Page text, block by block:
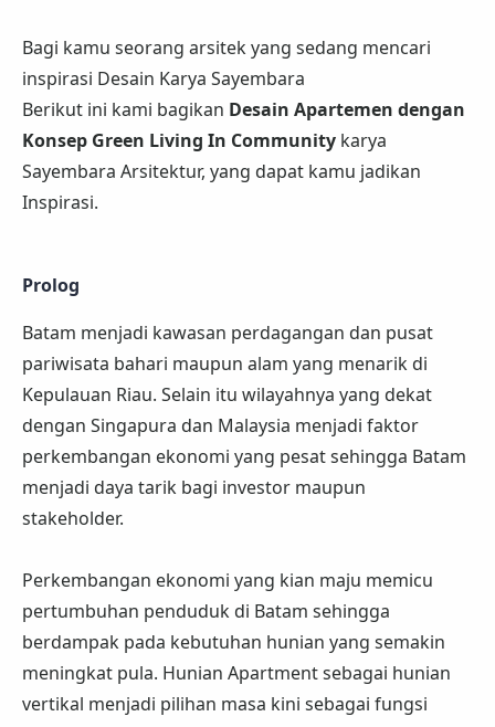
Bagi kamu seorang arsitek yang sedang mencari
inspirasi Desain Karya Sayembara
Berikut ini kami bagikan Desain Apartemen dengan
Konsep Green Living In Community karya
Sayembara Arsitektur, yang dapat kamu jadikan
Inspirasi.
Prolog
Batam menjadi kawasan perdagangan dan pusat
pariwisata bahari maupun alam yang menarik di
Kepulauan Riau. Selain itu wilayahnya yang dekat
dengan Singapura dan Malaysia menjadi faktor
perkembangan ekonomi yang pesat sehingga Batam
menjadi daya tarik bagi investor maupun
stakeholder.
Perkembangan ekonomi yang kian maju memicu
pertumbuhan penduduk di Batam sehingga
berdampak pada kebutuhan hunian yang semakin
meningkat pula. Hunian Apartment sebagai hunian
vertikal menjadi pilihan masa kini sebagai fungsi